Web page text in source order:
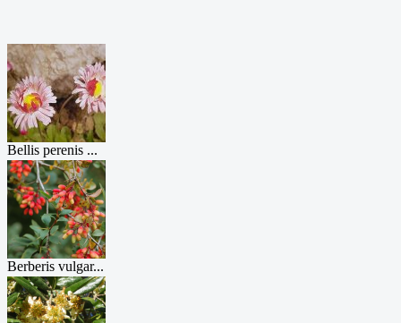
Bellis perenis ...
Berberis vulgar...